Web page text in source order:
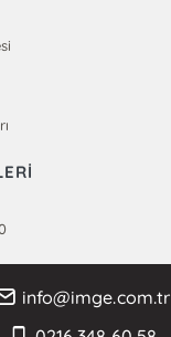
info@imge.com.tr